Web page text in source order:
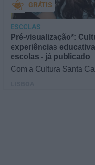
Pré-visualização*:
experiências
escolas - já publicado
Com a Cultura Santa
GRÁTIS
ESCOLAS